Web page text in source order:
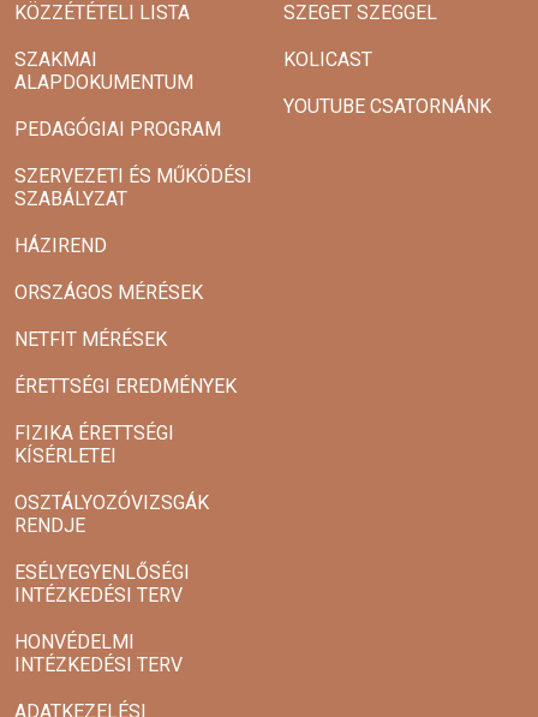
KÖZZÉTÉTELI LISTA
SZAKMAI
ALAPDOKUMENTUM
PEDAGÓGIAI PROGRAM
SZERVEZETI ÉS MŰKÖDÉSI
SZABÁLYZAT
HÁZIREND
ORSZÁGOS MÉRÉSEK
NETFIT MÉRÉSEK
ÉRETTSÉGI EREDMÉNYEK
FIZIKA ÉRETTSÉGI
KÍSÉRLETEI
OSZTÁLYOZÓVIZSGÁK
RENDJE
ESÉLYEGYENLŐSÉGI
INTÉZKEDÉSI TERV
HONVÉDELMI
INTÉZKEDÉSI TERV
ADATKEZELÉSI
SZEGET SZEGGEL
KOLICAST
YOUTUBE CSATORNÁNK